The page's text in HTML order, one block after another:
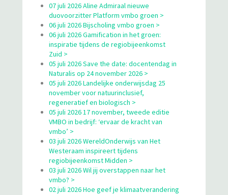
07 juli 2026 Aline Admiraal nieuwe
duovoorzitter Platform vmbo groen >
06 juli 2026 Bijscholing vmbo groen >
06 juli 2026 Gamification in het groen:
inspiratie tijdens de regiobijeenkomst
Zuid >
05 juli 2026 Save the date: docentendag in
Naturalis op 24 november 2026 >
05 juli 2026 Landelijke onderwijsdag 25
november voor natuurinclusief,
regeneratief en biologisch >
05 juli 2026 17 november, tweede editie
VMBO in bedrijf: ‘ervaar de kracht van
vmbo’ >
03 juli 2026 WereldOnderwijs van Het
Westeraam inspireert tijdens
regiobijeenkomst Midden >
03 juli 2026 Wil jij overstappen naar het
vmbo? >
02 juli 2026 Hoe geef je klimaatverandering